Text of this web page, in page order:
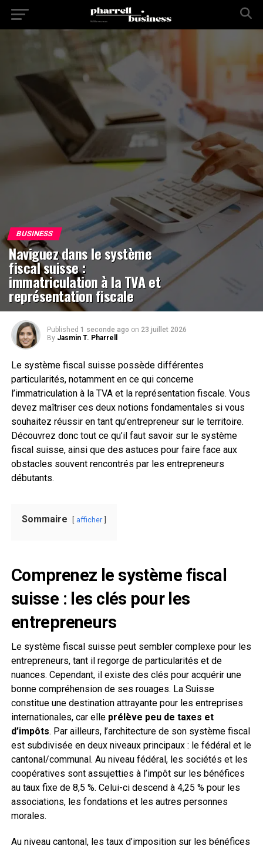
BUSINESS
Naviguez dans le système
fiscal suisse :
immatriculation à la TVA et
représentation fiscale
Published 1 seconde ago on 23 juillet 2026
By Jasmin T. Pharrell
Le système fiscal suisse possède différentes
particularités, notamment en ce qui concerne
l’immatriculation à la TVA et la représentation fiscale. Vous
devez maîtriser ces deux notions fondamentales si vous
souhaitez réussir en tant qu’entrepreneur sur le territoire.
Découvrez donc tout ce qu’il faut savoir sur le système
fiscal suisse, ainsi que des astuces pour faire face aux
obstacles souvent rencontrés par les entrepreneurs
débutants.
Sommaire afficher
Comprenez le système fiscal
suisse : les clés pour les
entrepreneurs
Le système fiscal suisse peut sembler complexe pour les
entrepreneurs, tant il regorge de particularités et de
nuances. Cependant, il existe des clés pour acquérir une
bonne compréhension de ses rouages. La Suisse
constitue une destination attrayante pour les entreprises
internationales, car elle prélève peu de taxes et
d’impôts. Par ailleurs, l’architecture de son système fiscal
est subdivisée en deux niveaux principaux : le fédéral et le
cantonal/communal. Au niveau fédéral, les sociétés et les
coopératives sont assujetties à l’impôt sur les bénéfices
au taux fixe de 8,5 %. Celui-ci descend à 4,25 % pour les
associations, les fondations et les autres personnes
morales.
Au niveau cantonal, les taux d’imposition sur les bénéfices